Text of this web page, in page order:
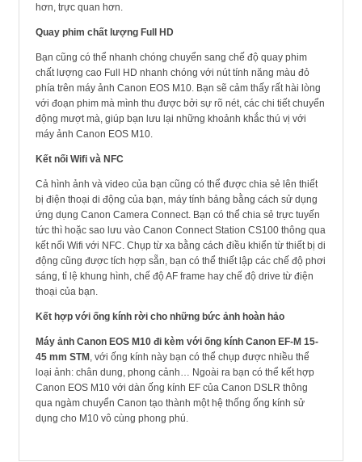
hơn, trực quan hơn.
Quay phim chất lượng Full HD
Bạn cũng có thể nhanh chóng chuyển sang chế độ quay phim
chất lượng cao Full HD nhanh chóng với nút tính năng màu đỏ
phía trên máy ảnh Canon EOS M10. Bạn sẽ cảm thấy rất hài lòng
với đoạn phim mà mình thu được bởi sự rõ nét, các chi tiết chuyển
động mượt mà, giúp bạn lưu lại những khoảnh khắc thú vị với
máy ảnh Canon EOS M10.
Kết nối Wifi và NFC
Cả hình ảnh và video của bạn cũng có thể được chia sẻ lên thiết
bị điện thoại di động của bạn, máy tính bảng bằng cách sử dụng
ứng dụng Canon Camera Connect. Bạn có thể chia sẻ trực tuyến
tức thì hoặc sao lưu vào Canon Connect Station CS100 thông qua
kết nối Wifi với NFC. Chụp từ xa bằng cách điều khiển từ thiết bị di
động cũng được tích hợp sẵn, bạn có thể thiết lập các chế độ phơi
sáng, tỉ lệ khung hình, chế độ AF frame hay chế độ drive từ điện
thoại của bạn.
Kết hợp với ống kính rời cho những bức ảnh hoàn hảo
Máy ảnh Canon EOS M10 đi kèm với ống kính Canon EF-M 15-
45 mm STM, với ống kính này bạn có thể chụp được nhiều thể
loại ảnh: chân dung, phong cảnh… Ngoài ra bạn có thể kết hợp
Canon EOS M10 với dàn ống kính EF của Canon DSLR thông
qua ngàm chuyển Canon tạo thành một hệ thống ống kính sử
dụng cho M10 vô cùng phong phú.